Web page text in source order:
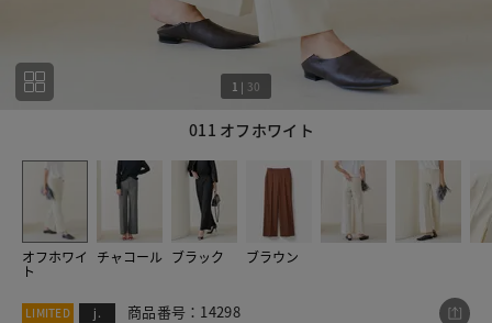
011 オフホワイト
1 | 30
オフホワイ
ト
チャコール ブラック ブラウン
LIMITED j. 商品番号：14298